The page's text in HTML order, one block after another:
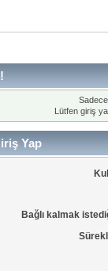
Lütfen giriş
Yap
Bağlı kalmak